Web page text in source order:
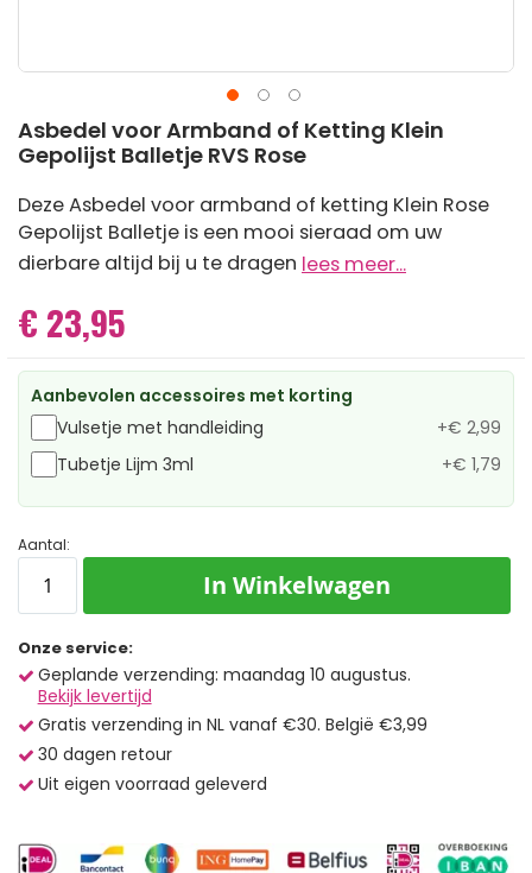
Ga
naar
het
van
de
afbeeldingen-
gallerij
Asbedel voor Armband of Ketting Klein
Gepolijst Balletje RVS Rose
Deze Asbedel voor armband of ketting Klein Rose
Gepolijst Balletje is een mooi sieraad om uw
dierbare altijd bij u te dragen lees meer...
€ 23,95
Aanbevolen accessoires met korting
Vulsetje met handleiding
+€ 2,99
Tubetje Lijm 3ml
+€ 1,79
Aantal:
In Winkelwagen
Onze service:
Geplande verzending: maandag 10 augustus.
Bekijk levertijd
Gratis verzending in NL vanaf €30. België €3,99
30 dagen retour
Uit eigen voorraad geleverd